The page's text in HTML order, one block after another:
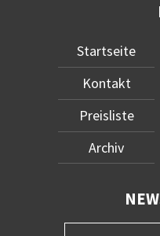
Startseite
Kontakt
Preisliste
Archiv